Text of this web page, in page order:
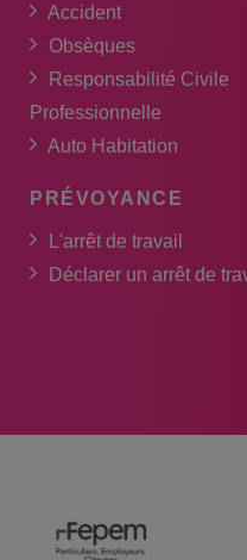
Accident
Obsèques
Responsabilité Civile
Professionnelle
Auto Habitation
PRÉVOYANCE
L'arrêt de travail
Déclarer un arrêt de